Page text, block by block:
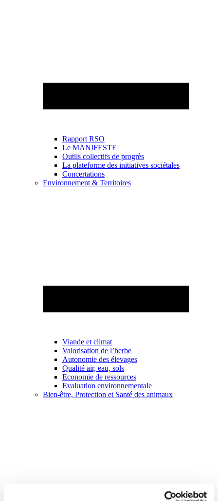
Rapport RSO
Le MANIFESTE
Outils collectifs de progrès
La plateforme des initiatives sociétales
Concertations
Environnement & Territoires
Viande et climat
Valorisation de l’herbe
Autonomie des élevages
Qualité air, eau, sols
Economie de ressources
Evaluation environnementale
Bien-être, Protection et Santé des animaux